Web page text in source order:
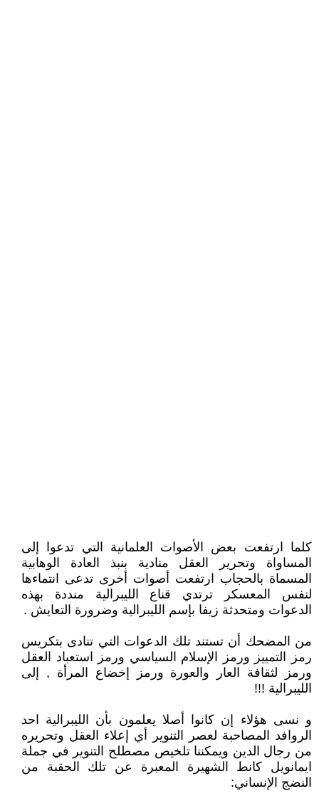
كلما ارتفعت بعض الأصوات العلمانية التي تدعوا إلى
المساواة وتحرير العقل منادية بنبذ العادة الوهابية
المسماة بالحجاب ارتفعت أصوات أخرى تدعى انتماءها
لنفس المعسكر ترتدي قناع الليبرالية منددة بهذه
الدعوات ومتحدثة زيفا بإسم الليبرالية وضرورة التعايش .
من المضحك أن تستند تلك الدعوات التي تنادى بتكريس
رمز التمييز ورمز الإسلام السياسي ورمز استعباد العقل
ورمز لثقافة العار والعورة ورمز إخضاع المرأة , إلى
الليبرالية !!!
و نسى هؤلاء إن كانوا أصلا يعلمون بأن الليبرالية احد
الروافد المصاحبة لعصر التنوير أي إعلاء العقل وتحريره
من رجال الدين ويمكننا تلخيص مصطلح التنوير في جملة
ايمانويل كانط الشهيرة المعبرة عن تلك الحقبة من
النضج الإنساني: